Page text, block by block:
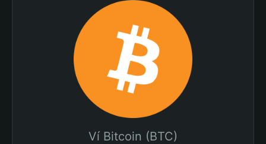
Ví Bitcoin (BTC)